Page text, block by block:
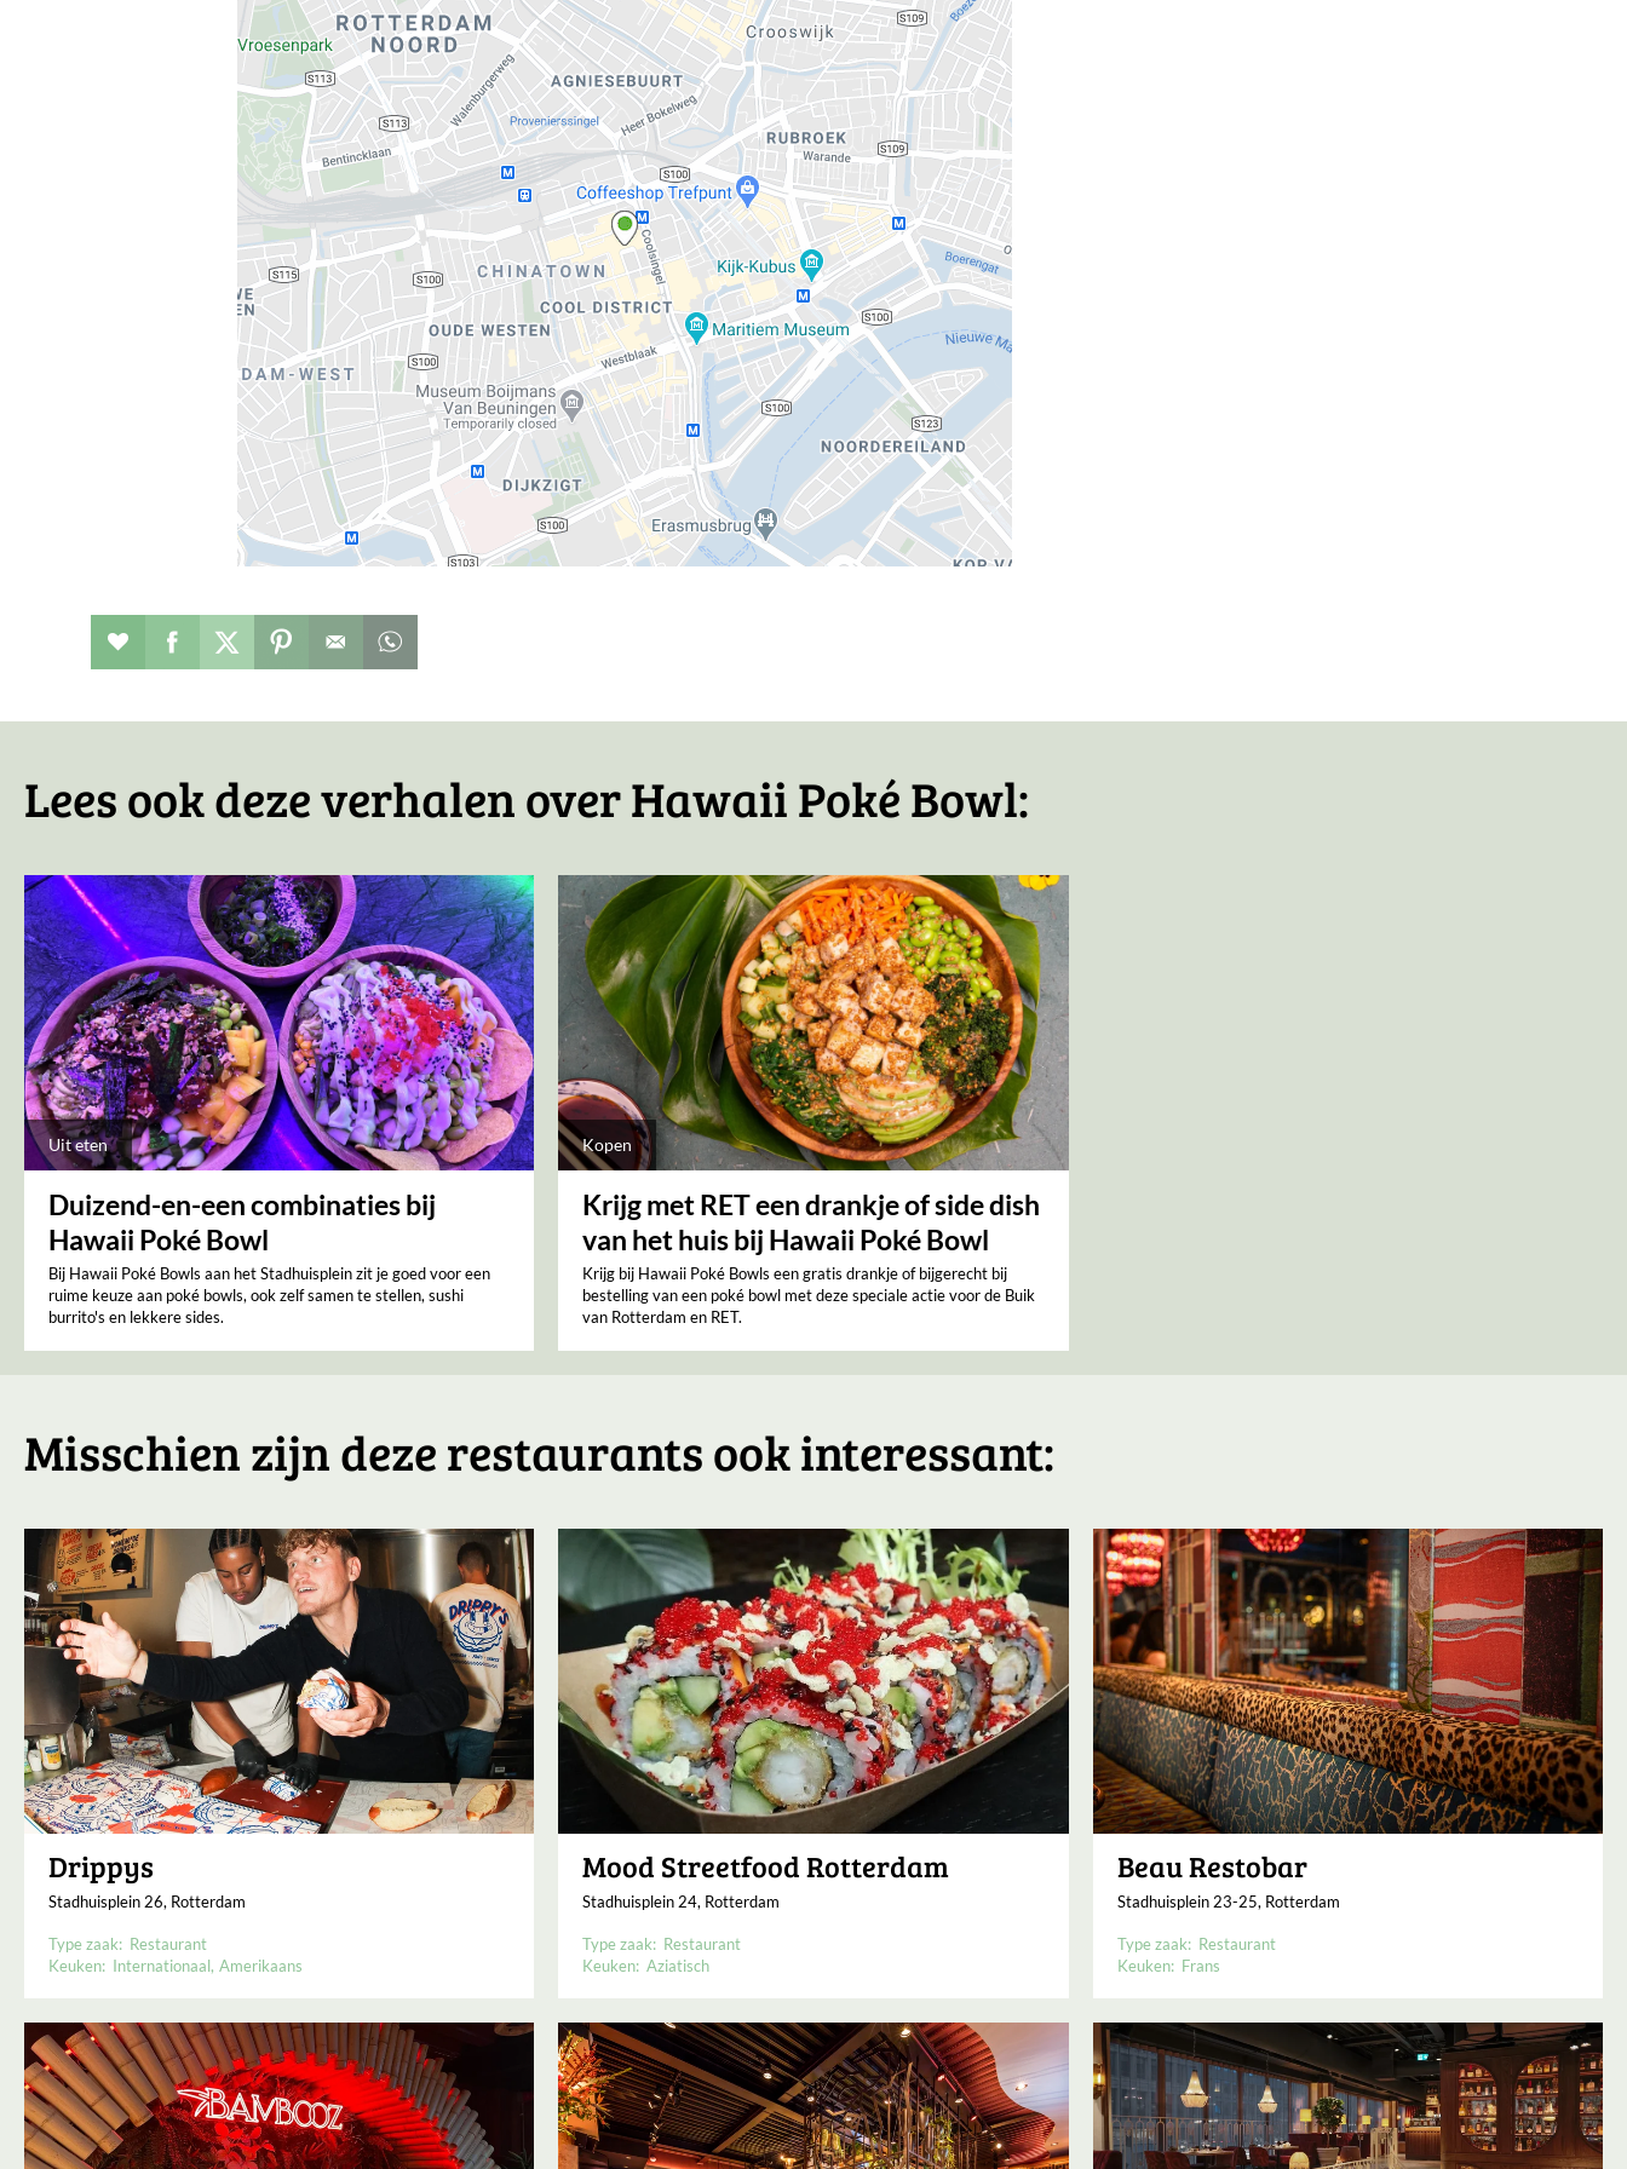
Restaurant toevoegen aan favorieten
Deel dit op facebook
Deel dit op twitter
Deel dit op pinterest
Lees ook deze verhalen over Hawaii Poké Bowl:
Uit eten
Duizend-en-een combinaties bij
Hawaii Poké Bowl
Bij Hawaii Poké Bowls aan het Stadhuisplein zit je goed voor een
ruime keuze aan poké bowls, ook zelf samen te stellen, sushi
burrito's en lekkere sides.
Kopen
Krijg met RET een drankje of side dish
van het huis bij Hawaii Poké Bowl
Krijg bij Hawaii Poké Bowls een gratis drankje of bijgerecht bij
bestelling van een poké bowl met deze speciale actie voor de Buik
van Rotterdam en RET.
Misschien zijn deze restaurants ook interessant:
Drippys
Stadhuisplein 26, Rotterdam
Type zaak: Restaurant
Keuken: Internationaal Amerikaans
Mood Streetfood Rotterdam
Stadhuisplein 24, Rotterdam
Type zaak: Restaurant
Keuken: Aziatisch
Beau Restobar
Stadhuisplein 23-25, Rotterdam
Type zaak: Restaurant
Keuken: Frans